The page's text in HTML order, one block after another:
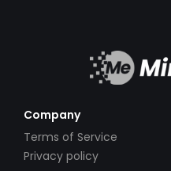
Company
Terms of Service
Privacy policy